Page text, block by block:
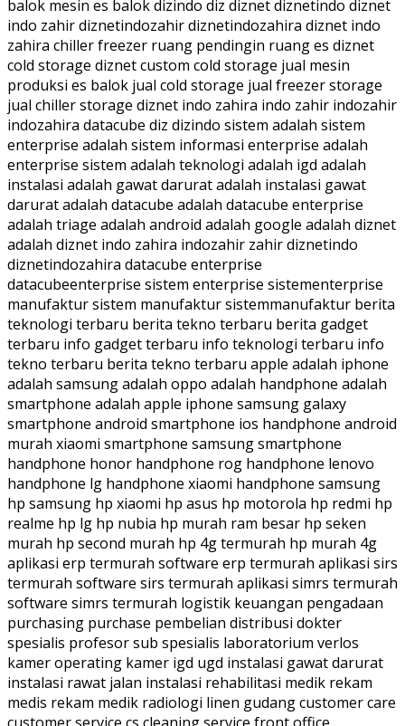
balok mesin es balok dizindo diz diznet diznetindo diznet
indo zahir diznetindozahir diznetindozahira diznet indo
zahira chiller freezer ruang pendingin ruang es diznet
cold storage diznet custom cold storage jual mesin
produksi es balok jual cold storage jual freezer storage
jual chiller storage diznet indo zahira indo zahir indozahir
indozahira datacube diz dizindo sistem adalah sistem
enterprise adalah sistem informasi enterprise adalah
enterprise sistem adalah teknologi adalah igd adalah
instalasi adalah gawat darurat adalah instalasi gawat
darurat adalah datacube adalah datacube enterprise
adalah triage adalah android adalah google adalah diznet
adalah diznet indo zahira indozahir zahir diznetindo
diznetindozahira datacube enterprise
datacubeenterprise sistem enterprise sistementerprise
manufaktur sistem manufaktur sistemmanufaktur berita
teknologi terbaru berita tekno terbaru berita gadget
terbaru info gadget terbaru info teknologi terbaru info
tekno terbaru berita tekno terbaru apple adalah iphone
adalah samsung adalah oppo adalah handphone adalah
smartphone adalah apple iphone samsung galaxy
smartphone android smartphone ios handphone android
murah xiaomi smartphone samsung smartphone
handphone honor handphone rog handphone lenovo
handphone lg handphone xiaomi handphone samsung
hp samsung hp xiaomi hp asus hp motorola hp redmi hp
realme hp lg hp nubia hp murah ram besar hp seken
murah hp second murah hp 4g termurah hp murah 4g
aplikasi erp termurah software erp termurah aplikasi sirs
termurah software sirs termurah aplikasi simrs termurah
software simrs termurah logistik keuangan pengadaan
purchasing purchase pembelian distribusi dokter
spesialis profesor sub spesialis laboratorium verlos
kamer operating kamer igd ugd instalasi gawat darurat
instalasi rawat jalan instalasi rehabilitasi medik rekam
medis rekam medik radiologi linen gudang customer care